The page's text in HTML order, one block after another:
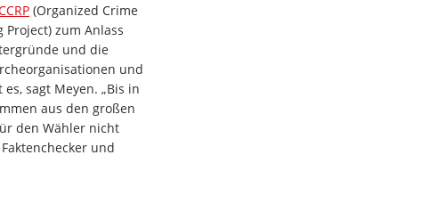
(Organized Crime
zum Anlass
und die
und
sagt Meyen. „Bis in
aus den großen
den Wähler nicht
und